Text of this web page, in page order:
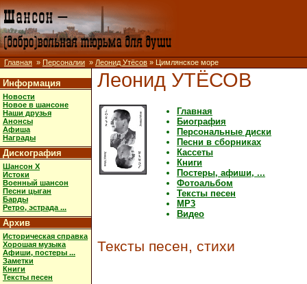
Главная » Персоналии » Леонид Утёсов » Цимлянское море
Информация
Новости
Новое в шансоне
Наши друзья
Анонсы
Афиша
Награды
Дискография
Шансон X
Истоки
Военный шансон
Песни цыган
Барды
Ретро, эстрада ...
Архив
Историческая справка
Хорошая музыка
Афиши, постеры ...
Заметки
Книги
Тексты песен
Леонид УТЁСОВ
Главная
Биография
Персональные диски
Песни в сборниках
Кассеты
Книги
Постеры, афиши, ...
Фотоальбом
Тексты песен
MP3
Видео
Тексты песен, стихи